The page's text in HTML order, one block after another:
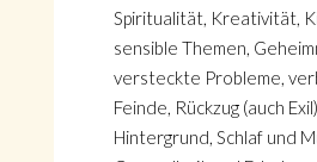
Spiritualität, Kreativität,
sensible Themen,
versteckte Probleme,
Feinde, Rückzug (auch
Hintergrund, Schlaf und